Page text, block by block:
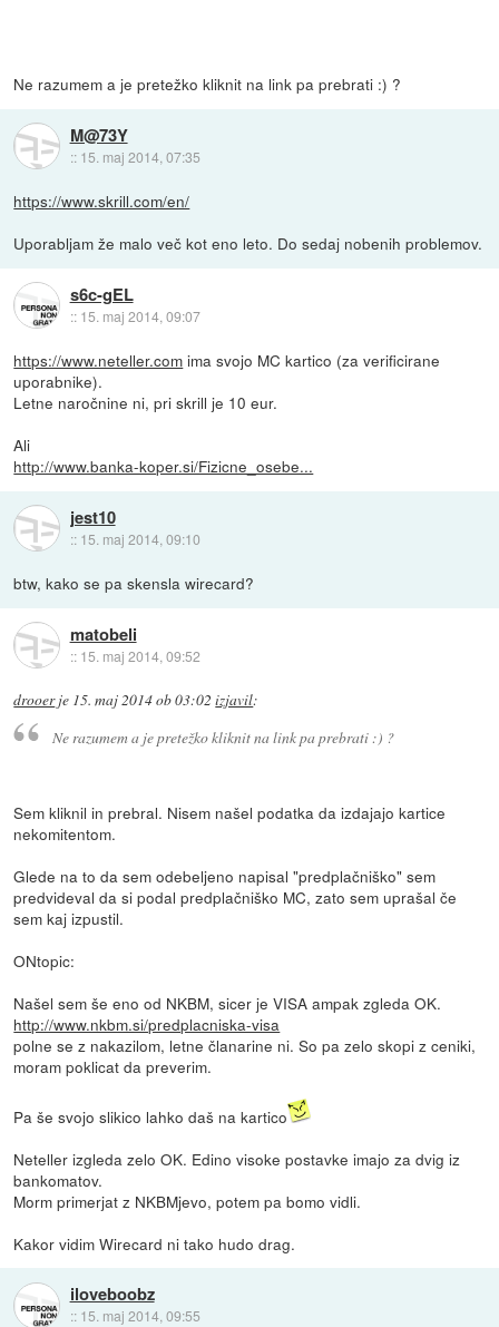
Ne razumem a je pretežko kliknit na link pa prebrati :) ?
M@73Y
:: 15. maj 2014, 07:35
https://www.skrill.com/en/
Uporabljam že malo več kot eno leto. Do sedaj nobenih problemov.
s6c-gEL
:: 15. maj 2014, 09:07
https://www.neteller.com ima svojo MC kartico (za verificirane
uporabnike).
Letne naročnine ni, pri skrill je 10 eur.
Ali
http://www.banka-koper.si/Fizicne_osebe...
jest10
:: 15. maj 2014, 09:10
btw, kako se pa skensla wirecard?
matobeli
:: 15. maj 2014, 09:52
drooerje 15. maj 2014 ob 03:02 izjavil:
Ne razumem a je pretežko kliknit na link pa prebrati :) ?
Sem kliknil in prebral. Nisem našel podatka da izdajajo kartice
nekomitentom.
Glede na to da sem odebeljeno napisal "predplačniško" sem
predvideval da si podal predplačniško MC, zato sem uprašal če
sem kaj izpustil.
ONtopic:
Našel sem še eno od NKBM, sicer je VISA ampak zgleda OK.
http://www.nkbm.si/predplacniska-visa
polne se z nakazilom, letne članarine ni. So pa zelo skopi z ceniki,
moram poklicat da preverim.
Pa še svojo slikico lahko daš na kartico
Neteller izgleda zelo OK. Edino visoke postavke imajo za dvig iz
bankomatov.
Morm primerjat z NKBMjevo, potem pa bomo vidli.
Kakor vidim Wirecard ni tako hudo drag.
iloveboobz
:: 15. maj 2014, 09:55